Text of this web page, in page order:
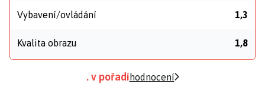
Vybavení/ovládání 1,3
Kvalita obrazu 1,8
. v pořadí hodnocení